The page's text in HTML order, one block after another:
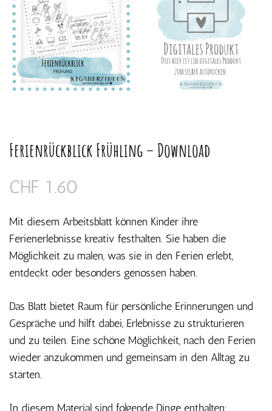
Ferienrückblick Frühling – Download
CHF 1.60
Mit diesem Arbeitsblatt können Kinder ihre
Ferienerlebnisse kreativ festhalten. Sie haben die
Möglichkeit zu malen, was sie in den Ferien erlebt,
entdeckt oder besonders genossen haben.
Das Blatt bietet Raum für persönliche Erinnerungen und
Gespräche und hilft dabei, Erlebnisse zu strukturieren
und zu teilen. Eine schöne Möglichkeit, nach den Ferien
wieder anzukommen und gemeinsam in den Alltag zu
starten.
In diesem Material sind folgende Dinge enthalten: